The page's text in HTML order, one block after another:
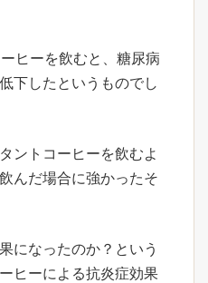
ヒーを飲むと、糖尿病
下したというものでし
ントコーヒーを飲むよ
んだ場合に強かったそ
になったのか？という
ヒーによる抗炎症効果